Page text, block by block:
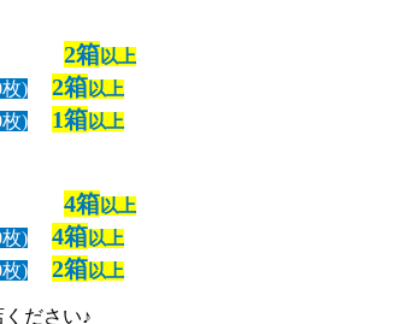
2箱以上
) 2箱以上
) 1箱以上
4箱以上
) 4箱以上
) 2箱以上
ださい♪